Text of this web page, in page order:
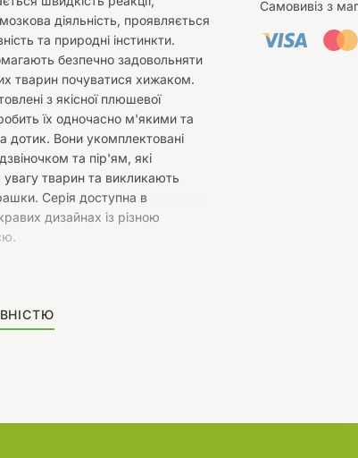
Самовивіз з
діяльність, проявляється
та природні інстинкти.
безпечно задовольняти
тварин почуватися хижаком.
з якісної плюшевої
їх одночасно м'якими та
дотик. Вони укомплектовані
та пір'ям, які
тварин та викликають
Серія доступна в
дизайнах із різною